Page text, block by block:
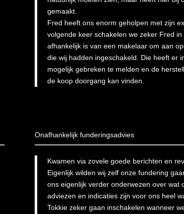
gemaakt.
Fred heeft ons enorm geholpen met zijn
volgende keer schakelen we zeker Fred
afhankelijk is van een makelaar om aan
die wij hadden ingeschakeld. Die heeft er
mogelijk gebreken te melden en de
de koop doorgang kan vinden.
Onafhankelijk funderingsadvies
Kwamen via zovele goede berichten en
Eigenlijk wilden wij zelf onze fundering
ons eigenlijk verder onderwezen over wat
adviezen en indicaties zijn voor ons heel
Tokkie zeker gaan inschakelen wanneer